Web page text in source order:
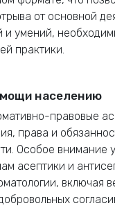
от основной
умений,
практики.
населению
правовые
права и
Особое
асептики и
включая